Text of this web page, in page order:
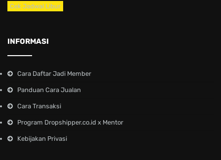
Cek Jadwal Libur
INFORMASI
Cara Daftar Jadi Member
Panduan Cara Jualan
Cara Transaksi
Program Dropshipper.co.id x Mentor
Kebijakan Privasi